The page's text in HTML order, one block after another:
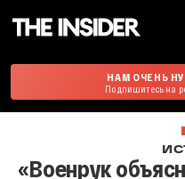
НАМ ОЧЕНЬ
Подпишитесь на
«Военрук